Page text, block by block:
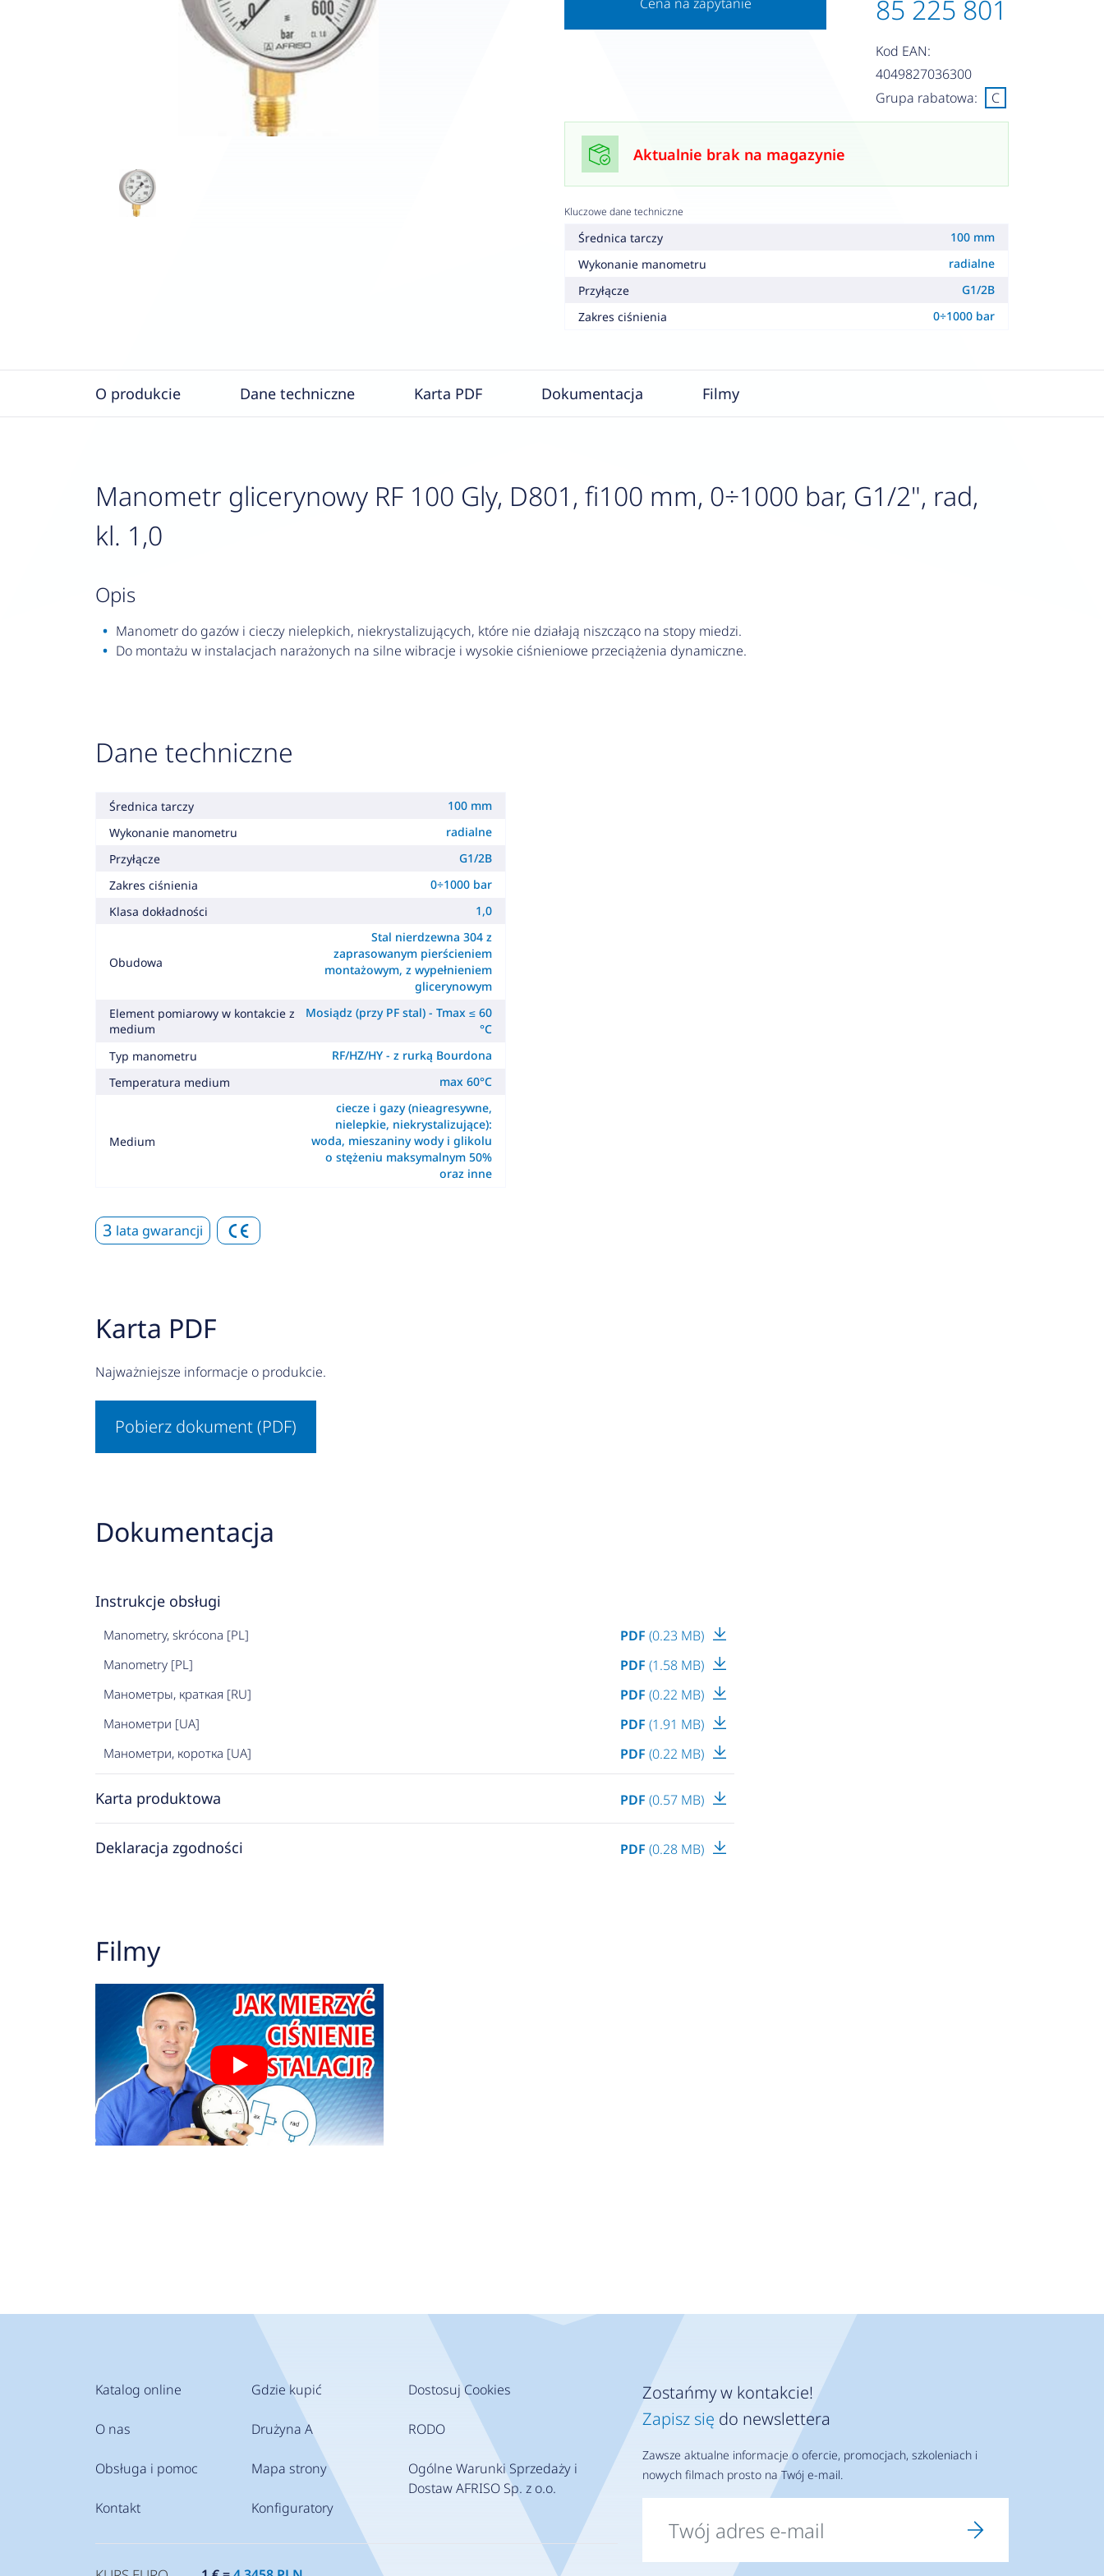
85 225 801
Kod EAN:
4049827036300
Grupa rabatowa:
C
Aktualnie brak na magazynie
Kluczowe dane techniczne
Średnica tarczy
100 mm
Wykonanie manometru
radialne
Przyłącze
G1/2B
Zakres ciśnienia
0÷1000 bar
O produkcie Dane techniczne Karta PDF Dokumentacja Filmy
Manometr glicerynowy RF 100 Gly, D801, fi100 mm, 0÷1000 bar, G1/2", rad,
kl. 1,0
opis
Manometr do gazów i cieczy nielepkich, niekrystalizujących, które nie działają niszcząco na stopy miedzi.
Do montażu w instalacjach narażonych na silne wibracje i wysokie ciśnieniowe przeciążenia dynamiczne.
Dane techniczne
Średnica tarczy
100 mm
Wykonanie manometru
radialne
Przyłącze
G1/2B
Zakres ciśnienia
0÷1000 bar
Klasa dokładności
1,0
Obudowa
Stal nierdzewna 304 z
zaprasowanym pierścieniem
montażowym, z wypełnieniem
glicerynowym
Element pomiarowy w kontakcie z
medium
Mosiądz (przy PF stal) - Tmax ≤ 60
°C
Typ manometru
RF/HZ/HY - z rurką Bourdona
Temperatura medium
max 60°C
Medium
ciecze i gazy (nieagresywne,
nielepkie, niekrystalizujące):
woda, mieszaniny wody i glikolu
o stężeniu maksymalnym 50%
oraz inne
3 lata gwarancji
Karta PDF
Najważniejsze informacje o produkcie.
Pobierz dokument (PDF)
Dokumentacja
Instrukcje obsługi
Manometry, skrócona [PL] PDF (0.23 MB)
Manometry [PL] PDF (1.58 MB)
Манометры, краткая [RU] PDF (0.22 MB)
Манометри [UA] PDF (1.91 MB)
Манометри, коротка [UA] PDF (0.22 MB)
Karta produktowa PDF (0.57 MB)
Deklaracja zgodności PDF (0.28 MB)
Filmy
Katalog online
O nas
Obsługa i pomoc
Kontakt
Gdzie kupić
Drużyna A
Mapa strony
Konfiguratory
Dostosuj Cookies
RODO
Ogólne Warunki Sprzedaży i
Dostaw AFRISO Sp. z o.o.
Zostańmy w kontakcie!
Zapisz się do newslettera
Zawsze aktualne informacje o ofercie, promocjach, szkoleniach i
nowych filmach prosto na Twój e-mail.